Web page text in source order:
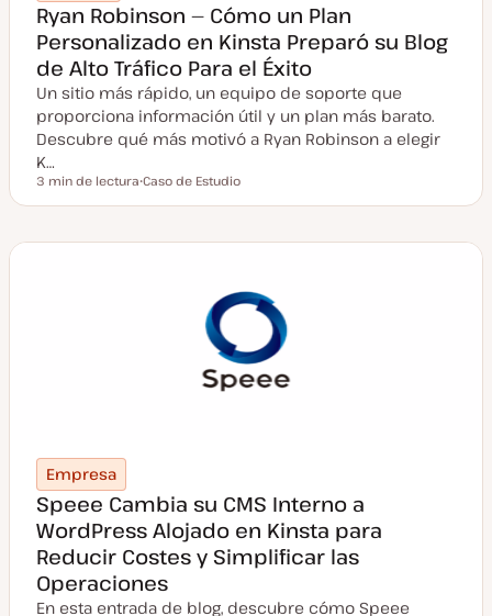
Ryan Robinson — Cómo un Plan
Personalizado en Kinsta Preparó su Blog
de Alto Tráfico Para el Éxito
Un sitio más rápido, un equipo de soporte que
proporciona información útil y un plan más barato.
Descubre qué más motivó a Ryan Robinson a elegir
K…
Tiempo de lectura
3 min de lectura
i
o
Caso de Estudio
Empresa
Speee Cambia su CMS Interno a
WordPress Alojado en Kinsta para
Reducir Costes y Simplificar las
Operaciones
En esta entrada de blog, descubre cómo Speee